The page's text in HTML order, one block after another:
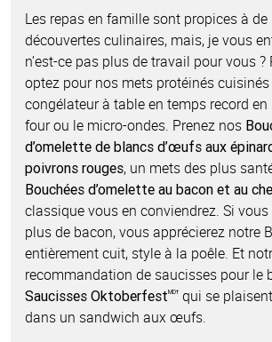
Les repas en famille sont propices à de
découvertes culinaires, mais, je vous
n’est-ce pas plus de travail pour vous
optez pour nos mets protéinés
congélateur à table en temps record
four ou le micro-ondes. Prenez nos
d’omelette de blancs d’œufs aux
poivrons rouges, un mets des plus
Bouchées d’omelette au bacon et au
classique vous en conviendrez. Si
plus de bacon, vous apprécierez notre
entièrement cuit, style à la poêle. Et
recommandation de saucisses pour le
Saucisses OktoberfestMD† qui se
dans un sandwich aux œufs.